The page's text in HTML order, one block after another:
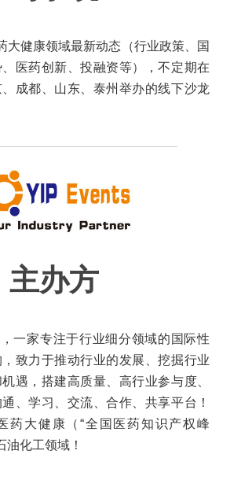
大健康领域最新动态（行业政策、国
医药创新、投融资等），不定期在
、成都、山东、泰州举办的线下沙龙
主办方
一家专注于行业细分领域的国际性
致力于推动行业的发展、挖掘行业
遇，搭建高质量、高行业参与度、
、学习、交流、合作、共享平台！
药大健康（“全国医药知识产权峰
油化工领域！